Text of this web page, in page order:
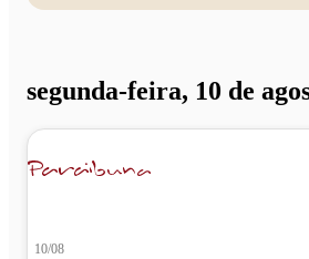
segunda-feira, 10 de
10/08